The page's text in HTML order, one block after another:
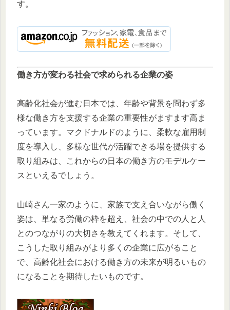
す。
働き方が変わる社会で求められる企業の姿
高齢化社会が進む日本では、年齢や背景を問わず多
様な働き方を支援する企業の重要性がますます高ま
っています。マクドナルドのように、柔軟な雇用制
度を導入し、多様な世代が活躍できる場を提供する
取り組みは、これからの日本の働き方のモデルケー
スといえるでしょう。
山崎さん一家のように、家族で支え合いながら働く
姿は、単なる労働の枠を超え、社会の中での人と人
とのつながりの大切さを教えてくれます。そして、
こうした取り組みがより多くの企業に広がること
で、高齢化社会における働き方の未来が明るいもの
になることを期待したいものです。